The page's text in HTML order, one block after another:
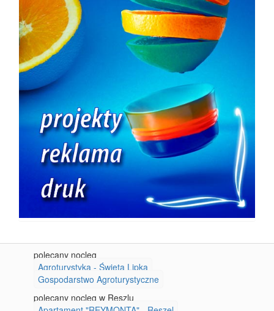
polecany nocleg
Agroturystyka - Święta Lipka
Gospodarstwo Agroturystyczne
polecany nocleg w Reszlu